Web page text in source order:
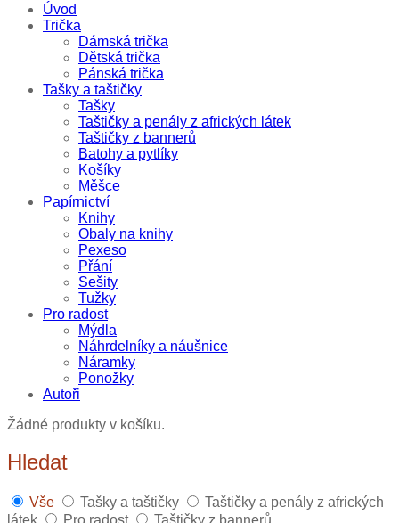
Úvod
Trička
Dámská trička
Dětská trička
Pánská trička
Tašky a taštičky
Tašky
Taštičky a penály z afrických látek
Taštičky z bannerů
Batohy a pytlíky
Košíky
Měšce
Papírnictví
Knihy
Obaly na knihy
Pexeso
Přání
Sešity
Tužky
Pro radost
Mýdla
Náhrdelníky a náušnice
Náramky
Ponožky
Autoři
Žádné produkty v košíku.
Hledat
Vše Tašky a taštičky
Taštičky a penály z afrických